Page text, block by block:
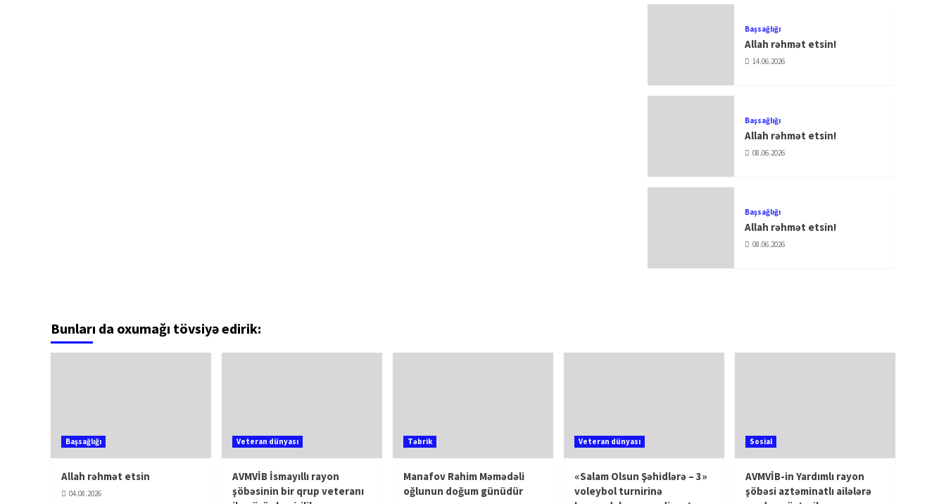
Başsağlığı
Allah rəhmət etsin!
14.06.2026
Başsağlığı
Allah rəhmət etsin!
08.06.2026
Başsağlığı
Allah rəhmət etsin!
08.06.2026
Bunları da oxumağı tövsiyə edirik:
Başsağlığı
Allah rəhmət etsin
04.08.2026
Veteran dünyası
AVMVİB İsmayıllı rayon
şöbəsinin bir qrup veteranı
Təbrik
Manafov Rahim Məmədəli
oğlunun doğum günüdür
Veteran dünyası
«Salam Olsun Şəhidlərə – 3»
voleybol turnirinə
Sosial
AVMVİB-in Yardımlı rayon
şöbəsi aztəminatlı ailələrə